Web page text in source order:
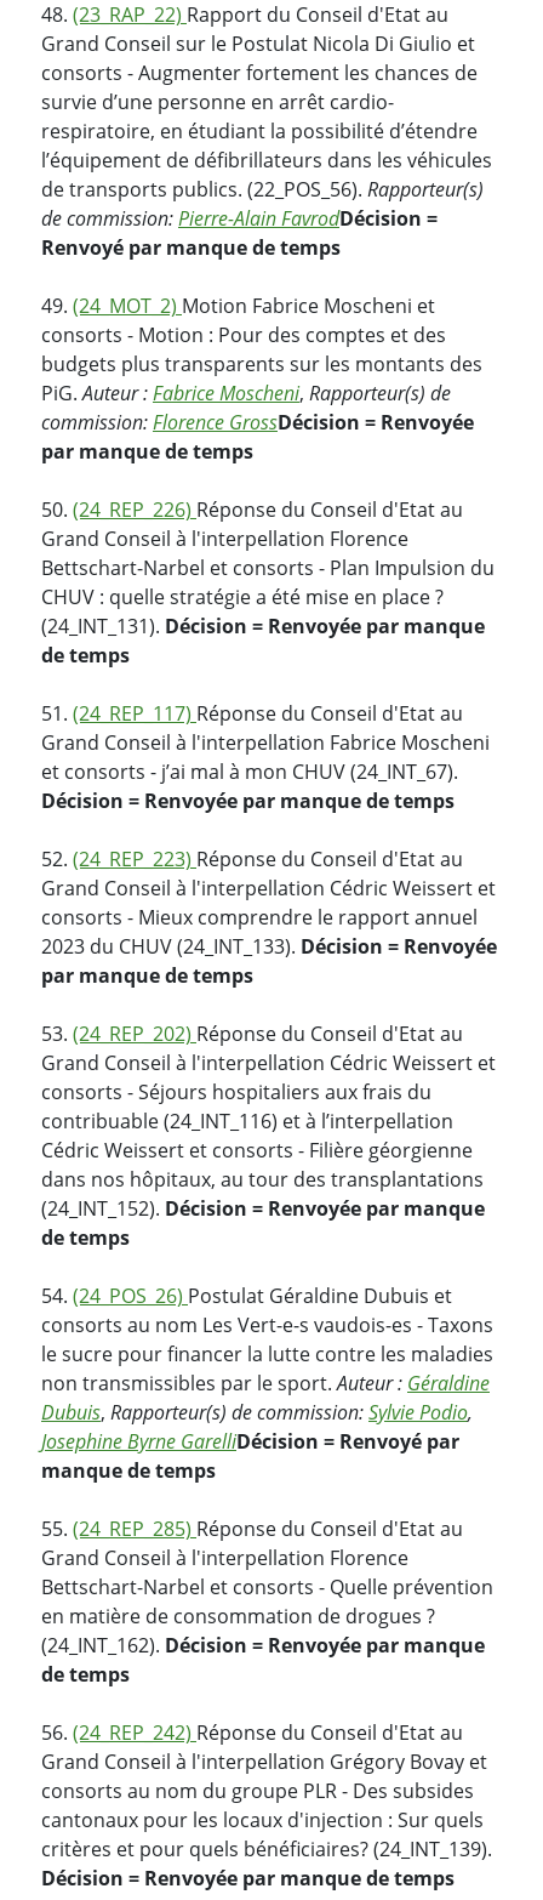
48. (23_RAP_22) Rapport du Conseil d'Etat au
Grand Conseil sur le Postulat Nicola Di Giulio et
consorts - Augmenter fortement les chances de
survie d’une personne en arrêt cardio-
respiratoire, en étudiant la possibilité d’étendre
l’équipement de défibrillateurs dans les véhicules
de transports publics. (22_POS_56). Rapporteur(s)
de commission:Pierre-Alain FavrodDécision =
Renvoyé par manque de temps
49. (24_MOT_2) Motion Fabrice Moscheni et
consorts - Motion : Pour des comptes et des
budgets plus transparents sur les montants des
PiG.Auteur :Fabrice Moscheni, Rapporteur(s) de
commission:Florence GrossDécision = Renvoyée
par manque de temps
50. (24_REP_226) Réponse du Conseil d'Etat au
Grand Conseil à l'interpellation Florence
Bettschart-Narbel et consorts - Plan Impulsion du
CHUV : quelle stratégie a été mise en place ?
(24_INT_131). Décision = Renvoyée par manque
de temps
51. (24_REP_117) Réponse du Conseil d'Etat au
Grand Conseil à l'interpellation Fabrice Moscheni
et consorts - j’ai mal à mon CHUV (24_INT_67).
Décision = Renvoyée par manque de temps
52. (24_REP_223) Réponse du Conseil d'Etat au
Grand Conseil à l'interpellation Cédric Weissert et
consorts - Mieux comprendre le rapport annuel
2023 du CHUV (24_INT_133). Décision = Renvoyée
par manque de temps
53. (24_REP_202) Réponse du Conseil d'Etat au
Grand Conseil à l'interpellation Cédric Weissert et
consorts - Séjours hospitaliers aux frais du
contribuable (24_INT_116) et à l’interpellation
Cédric Weissert et consorts - Filière géorgienne
dans nos hôpitaux, au tour des transplantations
(24_INT_152). Décision = Renvoyée par manque
de temps
54. (24_POS_26) Postulat Géraldine Dubuis et
consorts au nom Les Vert-e-s vaudois-es - Taxons
le sucre pour financer la lutte contre les maladies
non transmissibles par le sport.Auteur : Géraldine
Dubuis, Rapporteur(s) de commission:Sylvie Podio,
Josephine Byrne GarelliDécision = Renvoyé par
manque de temps
55. (24_REP_285) Réponse du Conseil d'Etat au
Grand Conseil à l'interpellation Florence
Bettschart-Narbel et consorts - Quelle prévention
en matière de consommation de drogues ?
(24_INT_162). Décision = Renvoyée par manque
de temps
56. (24_REP_242) Réponse du Conseil d'Etat au
Grand Conseil à l'interpellation Grégory Bovay et
consorts au nom du groupe PLR - Des subsides
cantonaux pour les locaux d'injection : Sur quels
critères et pour quels bénéficiaires? (24_INT_139).
Décision = Renvoyée par manque de temps